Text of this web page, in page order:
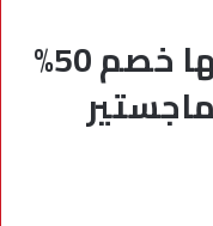
“اتصال” تمنح أعضائها خصم 50%